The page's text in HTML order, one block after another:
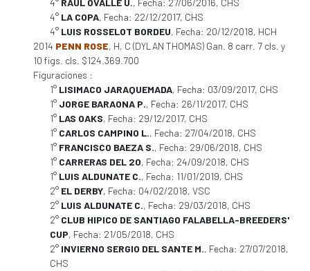
4° RAUL OVALLE U., Fecha: 27/06/2016, CHS
4° LA COPA, Fecha: 22/12/2017, CHS
4° LUIS ROSSELOT BORDEU, Fecha: 20/12/2018, HCH
2014 PENN ROSE, H, C (DYLAN THOMAS) Gan. 8 carr. 7 cls. y
10 figs. cls. $124.369.700
Figuraciones :
1° LISIMACO JARAQUEMADA, Fecha: 03/09/2017, CHS
1° JORGE BARAONA P., Fecha: 26/11/2017, CHS
1° LAS OAKS, Fecha: 29/12/2017, CHS
1° CARLOS CAMPINO L., Fecha: 27/04/2018, CHS
1° FRANCISCO BAEZA S., Fecha: 29/06/2018, CHS
1° CARRERAS DEL 20, Fecha: 24/09/2018, CHS
1° LUIS ALDUNATE C., Fecha: 11/01/2019, CHS
2° EL DERBY, Fecha: 04/02/2018, VSC
2° LUIS ALDUNATE C., Fecha: 29/03/2018, CHS
2° CLUB HIPICO DE SANTIAGO FALABELLA-BREEDERS'
CUP, Fecha: 21/05/2018, CHS
2° INVIERNO SERGIO DEL SANTE M., Fecha: 27/07/2018,
CHS